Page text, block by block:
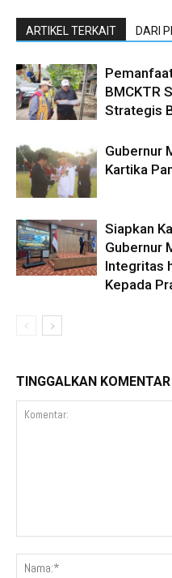
ARTIKEL TERKAIT DARI
BMCKTR
Strategis
Gubernur
Kartika
Siapkan
Gubernur
Integritas
Kepada
TINGGALKAN KOMENTAR